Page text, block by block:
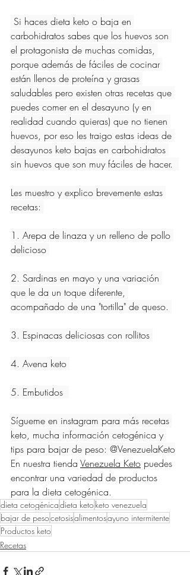
carbohidratos sabes que los huevos son
el protagonista de muchas comidas,
porque además de fáciles de cocinar
están llenos de proteína y grasas
saludables pero existen otras recetas que
puedes comer en el desayuno (y en
realidad cuando quieras) que no tienen
huevos, por eso les traigo estas ideas de
desayunos keto bajas en carbohidratos
sin huevos que son muy fáciles de hacer.
Les muestro y explico brevemente estas
recetas:
1. Arepa de linaza y un relleno de pollo
delicioso
2. Sardinas en mayo y una variación
que le da un toque diferente,
acompañado de una "tortilla" de queso.
3. Espinacas deliciosas con rollitos
4. Avena keto
5. Embutidos
Sígueme en instagram para más recetas
keto, mucha información cetogénica y
tips para bajar de peso: @VenezuelaKeto
En nuestra tienda Venezuela Keto puedes
encontrar una variedad de productos
para la dieta cetogénica.
dieta cetogénicadieta ketoketo venezuela
bajar de pesocetosisalimentosayuno intermitente
Productos keto
Recetas